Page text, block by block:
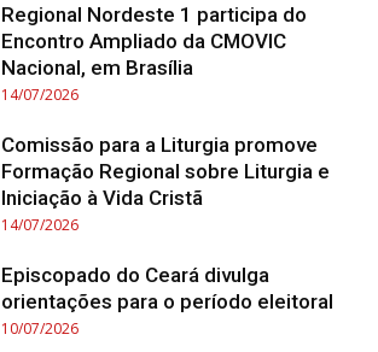
Regional Nordeste 1 participa do
Encontro Ampliado da CMOVIC
Nacional, em Brasília
14/07/2026
Comissão para a Liturgia promove
Formação Regional sobre Liturgia e
Iniciação à Vida Cristã
14/07/2026
Episcopado do Ceará divulga
orientações para o período eleitoral
10/07/2026